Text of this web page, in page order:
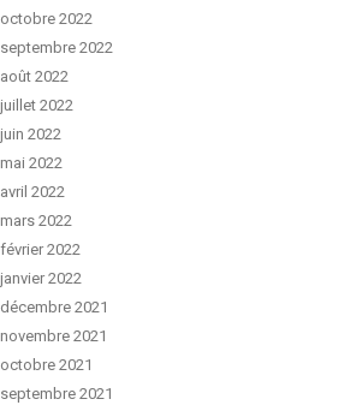
octobre 2022
septembre 2022
août 2022
juillet 2022
juin 2022
mai 2022
avril 2022
mars 2022
février 2022
janvier 2022
décembre 2021
novembre 2021
octobre 2021
septembre 2021